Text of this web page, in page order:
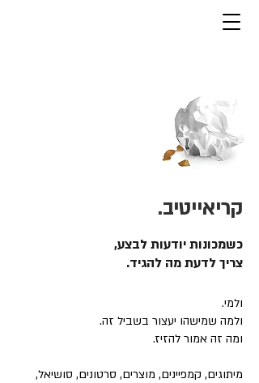
קריאייטיב.
כשמכונות יודעות לבצע,
צריך לדעת מה להגיד.
ולמי.
ולמה שמישהו יעצור בשביל זה.
ומה זה אמור להזיז.
מיתוגים, קמפיינים, מוצרים, סרטונים, סושיאל,